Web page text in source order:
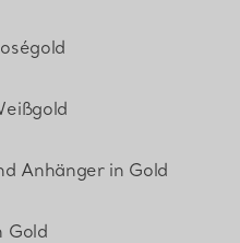
Anhänger in Gold
Gold